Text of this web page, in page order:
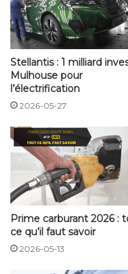
Dégivrant pare brise
Personnellement, ma
Stellantis : 1 milliard
Mulhouse pour
l’électrification
2026-05-27
Prime carburant 2026 :
ce qu’il faut savoir
2026-05-13